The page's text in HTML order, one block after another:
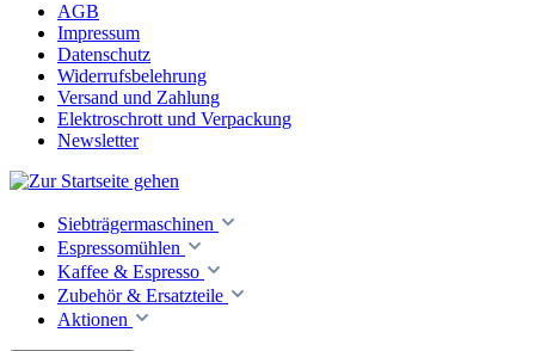
AGB
Impressum
Datenschutz
Widerrufsbelehrung
Versand und Zahlung
Elektroschrott und Verpackung
Newsletter
Siebträgermaschinen
Espressomühlen
Kaffee & Espresso
Zubehör & Ersatzteile
Aktionen